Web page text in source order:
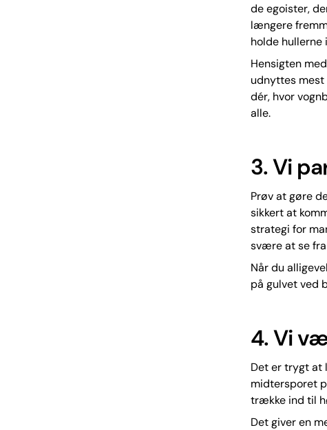
de egoister,
længere
holde hullerne
Hensigten
udnyttes mest
dér, hvor
alle.
3. Vi
Prøv at gøre
sikkert at
strategi for
svære at se
Når du
på gulvet ved
4. Vi
Det er trygt at
midtersporet
trække ind til
Det giver en